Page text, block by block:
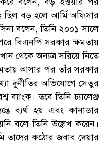
ছিল বড় হলে আর্মি অফিসার
বলেন, তিনি ২০০১ সালে
বিএনপি সরকার ক্ষমতায়
থেকে অন্যত্র সরিয়ে নিতে
আসার পর তাঁর সরকার
দুর্নীতির অভিযোগে সেতুর
ব্যাংক। তবে তিনি চ্যালেঞ্জ
ব্যর্থ হয় এবং কানাডার
বলে তিনি উল্লেখ করেন।
তাদের কঠোর জবাব দেয়ার